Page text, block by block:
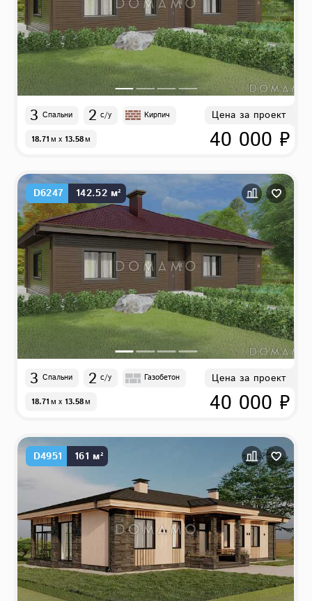
3 Спальни 2 с/у Кирпич
18.71м x 13.58м
Цена за проект
40 000 ₽
D6247 142.52 м²
3 Спальни 2 с/у Газобетон
18.71м x 13.58м
Цена за проект
40 000 ₽
D4951 161 м²